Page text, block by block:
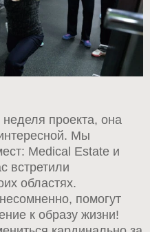
проекта, она
Мы
Medical Estate и
встретили
областях.
помогут
к образу жизни!